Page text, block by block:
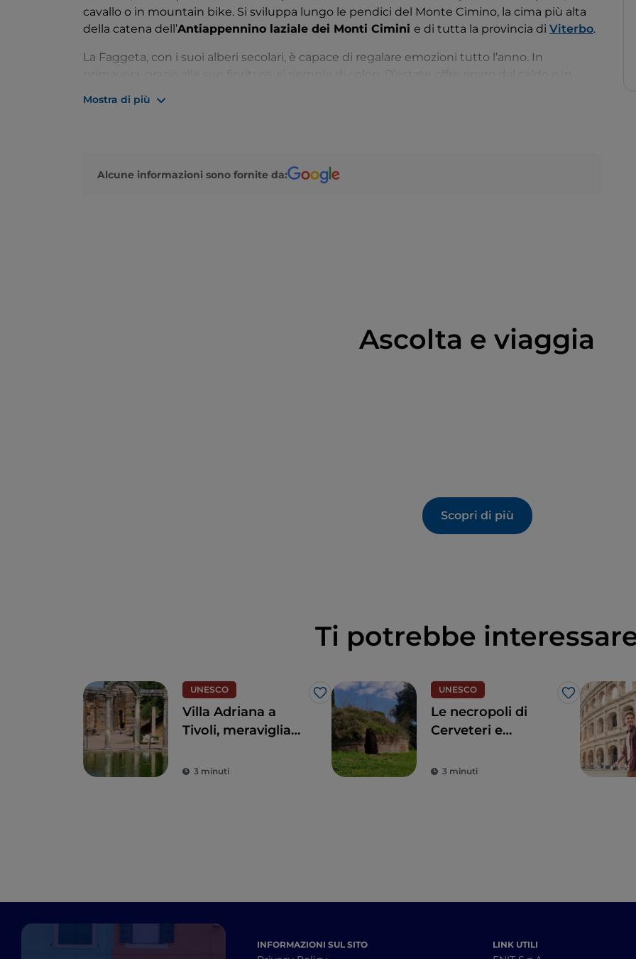
cavallo o in mountain bike. Si sviluppa lungo le pendici del Monte Cimino, la cima più alta
della catena dell’Antiappennino laziale dei Monti Cimini e di tutta la provincia di Viterbo.
La Faggeta, con i suoi alberi secolari, è capace di regalare emozioni tutto l’anno. In
di candida neve.
d’Europa.
Mostra di più
Alcune informazioni sono fornite da:
Ascolta e viaggia
Scopri di più
Ti potrebbe
UNESCO
Like
Villa Adriana a
Tivoli, meraviglia
3 minuti
UNESCO
Like
Le necropoli di
Cerveteri e
viaggio nel tempo
3 minuti
INFORMAZIONI SUL SITO LINK UTILI